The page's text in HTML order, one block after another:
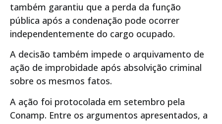
também garantiu que a perda da função
pública após a condenação pode ocorrer
independentemente do cargo ocupado.
A decisão também impede o arquivamento de
ação de improbidade após absolvição criminal
sobre os mesmos fatos.
A ação foi protocolada em setembro pela
Conamp. Entre os argumentos apresentados, a